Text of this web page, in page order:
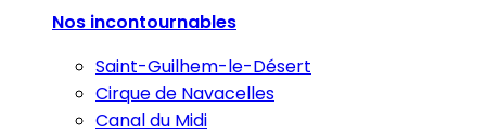
Nos incontournables
Saint-Guilhem-le-Désert
Cirque de Navacelles
Canal du Midi